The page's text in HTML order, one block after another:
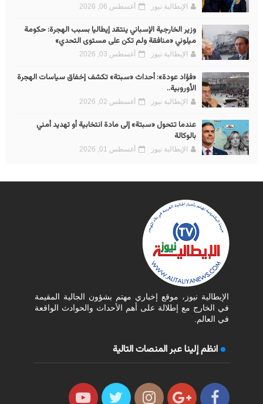
الإيطالية نيوز أغسطس 06, 2026
وزير الخارجية الإسباني ينتقد إيطاليا بسبب الهجرة: حكومة
ميلوني «منافقة ولم تكن على مستوى التحدي»
الإيطالية نيوز أغسطس 03, 2026
«فؤاد عودة»: أحداث «سبتة» تكشف إخفاق سياسات الهجرة
الأوروبية..
الإيطالية نيوز أغسطس 02, 2026
عندما تتحول «سبتة» إلى مادة انتخابية أو تهديد أمني
بالوكالة
الإيطالية نيوز أغسطس 01, 2026
الإيطالية نيوز، موقع إخباري مهتم بشؤون الجالية المقيمة
في الخارج مع إطلالة على أهم الأحداث والحوادث الواقعة
في العالم.
انظم إلينا عبر المنصات التالية